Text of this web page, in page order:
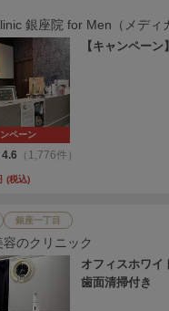
銀座院 for Men（メディ
ペーン
【キャンペー
4.6 （1,776件）
(税込)
銀座一丁目
のクリニック
オフィスホワイ
歯面清掃付き